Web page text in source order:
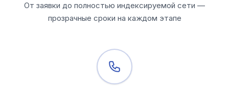
От заявки до полностью индексируемой сети —
прозрачные сроки на каждом этапе